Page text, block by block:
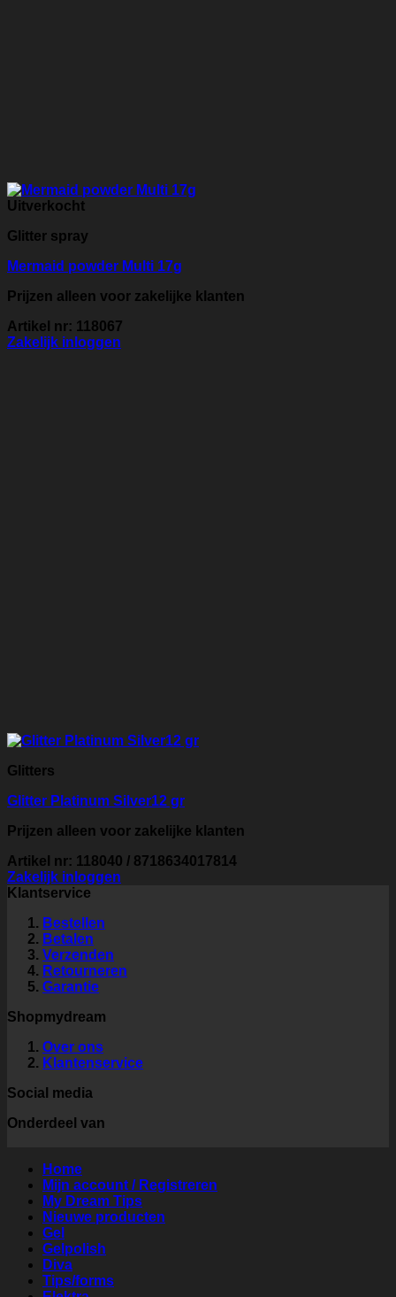
Uitverkocht
Glitter spray
Mermaid powder Multi 17g
Prijzen alleen voor zakelijke klanten
Artikel nr: 118067
Zakelijk inloggen
Glitters
Glitter Platinum Silver12 gr
Prijzen alleen voor zakelijke klanten
Artikel nr: 118040 / 8718634017814
Zakelijk inloggen
Klantservice
Bestellen
Betalen
Verzenden
Retourneren
Garantie
Shopmydream
Over ons
Klantenservice
Social media
Onderdeel van
Home
Mijn account / Registreren
My Dream Tips
Nieuwe producten
Gel
Gelpolish
Diva
Tips/forms